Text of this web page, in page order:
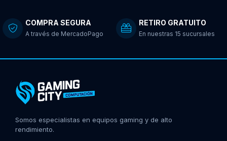
COMPRA SEGURA
A través de MercadoPago
RETIRO GRATUITO
En nuestras 15 sucursales
Somos especialistas en equipos gaming y de alto
rendimiento.